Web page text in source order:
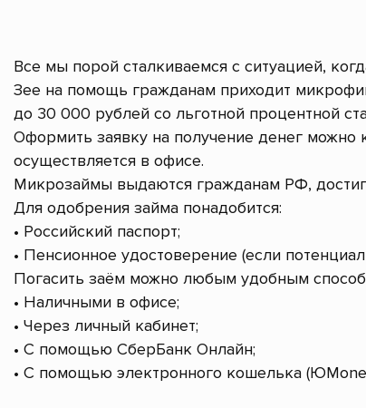
Все мы порой сталкиваемся с ситуацией,
Зее на помощь гражданам приходит
до 30 000 рублей со льготной процентной
Оформить заявку на получение денег можно
осуществляется в офисе.
Микрозаймы выдаются гражданам РФ,
Для одобрения займа понадобится:
• Российский паспорт;
• Пенсионное удостоверение (если
Погасить заём можно любым удобным
• Наличными в офисе;
• Через личный кабинет;
• С помощью СберБанк Онлайн;
• С помощью электронного кошелька